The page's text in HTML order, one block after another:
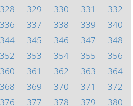
328 329 330 331
332
336 337 338 339
340
344 345 346 347
348
352 353 354 355
356
360 361 362 363
364
368 369 370 371
372
376 377 378 379 380